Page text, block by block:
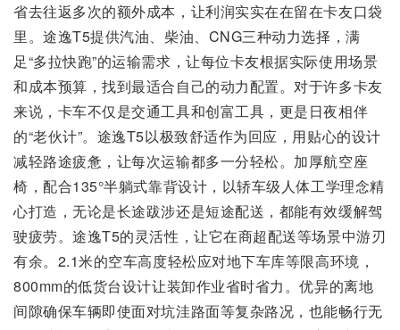
省去往返多次的额外成本，让利润实实在在留在卡友口袋
里。途逸T5提供汽油、柴油、CNG三种动力选择，满
足“多拉快跑”的运输需求，让每位卡友根据实际使用场景
和成本预算，找到最适合自己的动力配置。对于许多卡友
来说，卡车不仅是交通工具和创富工具，更是日夜相伴
的“老伙计”。途逸T5以极致舒适作为回应，用贴心的设计
减轻路途疲惫，让每次运输都多一分轻松。加厚航空座
椅，配合135°半躺式靠背设计，以轿车级人体工学理念精
心打造，无论是长途跋涉还是短途配送，都能有效缓解驾
驶疲劳。途逸T5的灵活性，让它在商超配送等场景中游刃
有余。2.1米的空车高度轻松应对地下车库等限高环境，
800mm的低货台设计让装卸作业省时省力。优异的离地
间隙确保车辆即使面对坑洼路面等复杂路况，也能畅行无